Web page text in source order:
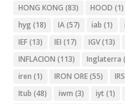
HONG KONG (83) HOOD (1)
hyg (18) IA(57) iab (1)
IEF(13) IEI (17) IGV(13)
INFLACION (113) Inglaterra
iren (1) IRON ORE(55) IRS
Itub (48) iwm (3) iyt (1)